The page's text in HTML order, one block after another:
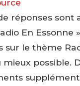
réponses
En
sur le thème
possible.